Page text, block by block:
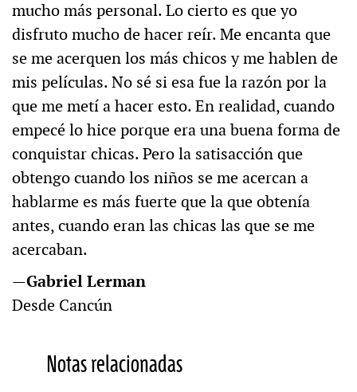
mucho más personal. Lo cierto es que yo
disfruto mucho de hacer reír. Me encanta que
se me acerquen los más chicos y me hablen de
mis películas. No sé si esa fue la razón por la
que me metí a hacer esto. En realidad, cuando
empecé lo hice porque era una buena forma de
conquistar chicas. Pero la satisacción que
obtengo cuando los niños se me acercan a
hablarme es más fuerte que la que obtenía
antes, cuando eran las chicas las que se me
acercaban.
—Gabriel Lerman
Desde Cancún
Notas relacionadas